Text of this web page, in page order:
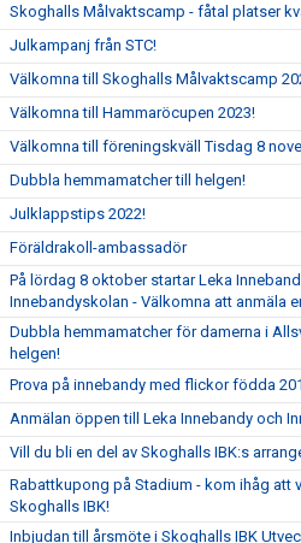
Skoghalls Målvaktscamp - fåtal platser
Julkampanj från STC!
Välkomna till Skoghalls Målvaktscamp
Välkomna till Hammaröcupen 2023!
Välkomna till föreningskväll Tisdag 8
Dubbla hemmamatcher till helgen!
Julklappstips 2022!
Föräldrakoll-ambassadör
På lördag 8 oktober startar Leka
Innebandyskolan - Välkomna att anmäla
Dubbla hemmamatcher för damerna i
helgen!
Prova på innebandy med flickor födda
Anmälan öppen till Leka Innebandy och
Vill du bli en del av Skoghalls IBK:s
Rabattkupong på Stadium - kom ihåg att
Skoghalls IBK!
Inbjudan till årsmöte i Skoghalls IBK